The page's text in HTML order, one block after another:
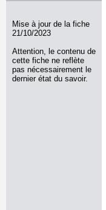
Mise à jour de la fiche
21/10/2023
Attention, le contenu de
cette fiche ne reflète
pas nécessairement le
dernier état du savoir.